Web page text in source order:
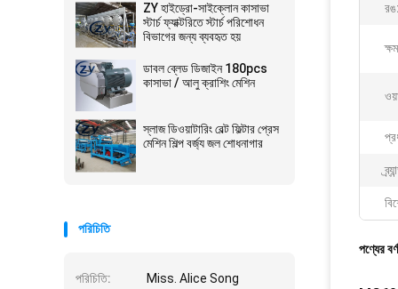
ZY হাইড্রো-সাইক্লোন কাসাভা
স্টার্চ ফ্যাক্টরিতে স্টার্চ পরিশোধন
বিভাগের জন্য ব্যবহৃত হয়
ডাবল ব্লেড ডিজাইন 180pcs
কাসাভা / আলু ক্রাশিং মেশিন
স্লাজ ডিওয়াটারিং বেল্ট ফিল্টার প্রেস
মেশিন শিল্প বর্জ্য জল শোধনাগার
পরিচিতি
পরিচিতি: Miss. Alice Song
পণ্যের